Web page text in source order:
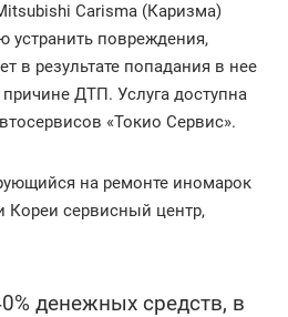
Carisma (Каризма)
устранить повреждения,
в результате попадания в нее
ДТП. Услуга доступна
«Токио Сервис».
на ремонте иномарок
Кореи сервисный центр,
денежных средств, в